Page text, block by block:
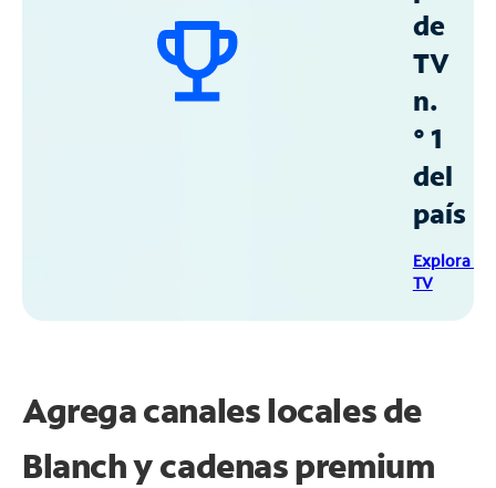
de
TV
n.
° 1
del
país
Explora
TV
Agrega canales locales de
Blanch y cadenas premium